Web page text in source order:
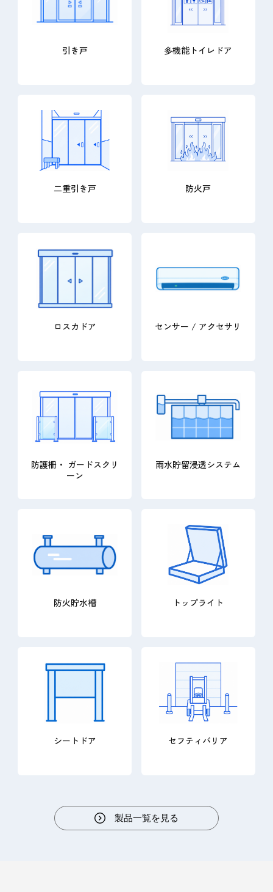
引き戸 多機能トイレドア
二重引き戸 防火戸
ロスカドア センサー / アクセサリ
防護柵・ ガードスクリ
ーン
雨水貯留浸透システム
防火貯水槽 トップライト
シートドア セフティバリア
製品一覧を見る